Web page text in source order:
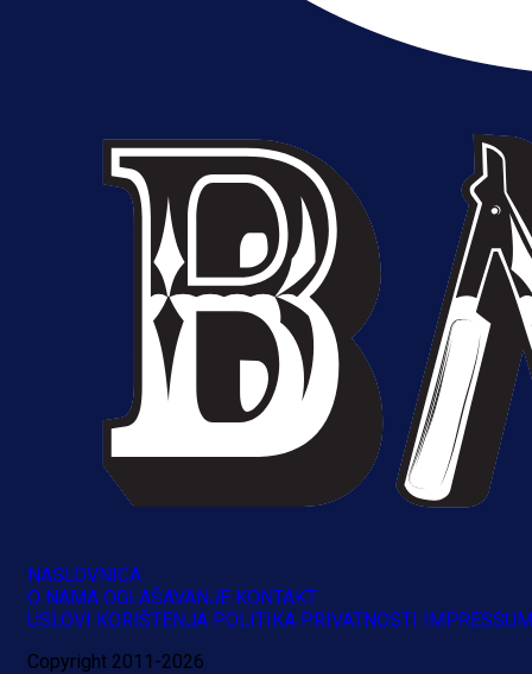
A Selekcija
Brat Kerima Alajbegovića pozvan
reprezentaciju Njemačke!
1 dan 4 h
NASLOVNICA
O NAMA OGLAŠAVANJE KONTAKT
USLOVI KORIŠTENJA POLITIKA PRIVATNOSTI IMPRESSUM
Copyright 2011-2026